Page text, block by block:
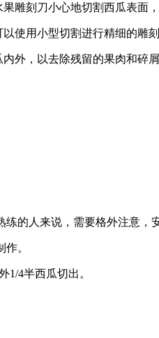
雕刻刀小心地切割西瓜表面
使用小型切割进行精细的雕刻
外，以去除残留的果肉和碎屑
的人来说，需要格外注意，
。
1/4半西瓜切出。